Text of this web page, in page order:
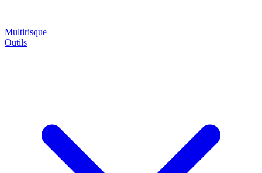
Multirisque
Outils